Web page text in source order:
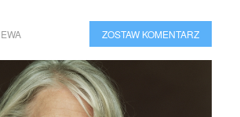
EWA ZOSTAW KOMENTARZ